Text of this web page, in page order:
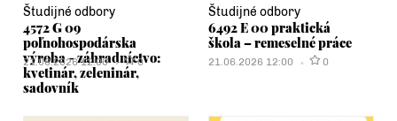
Študijné odbory
4572 G 09
poľnohospodárska
výroba - záhradníctvo:
kvetinár, zeleninár,
sadovník
21.06.2026 12:00 0
Študijné odbory
6492 E 00 praktická
škola – remeselné práce
21.06.2026 12:00 0